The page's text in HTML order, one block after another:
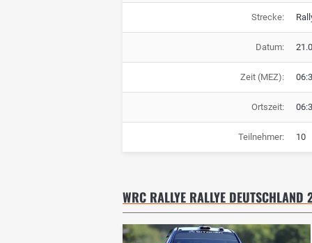
Strecke:
Datum:
Zeit (MEZ):
Ortszeit:
Teilnehmer: 10
WRC RALLYE RALLYE